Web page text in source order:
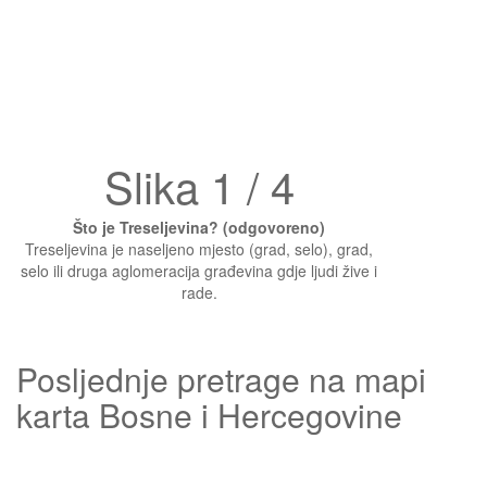
Slika 1 / 4
Što je Treseljevina? (odgovoreno)
Treseljevina je naseljeno mjesto (grad, selo), grad,
selo ili druga aglomeracija građevina gdje ljudi žive i
rade.
Posljednje pretrage na mapi
karta Bosne i Hercegovine